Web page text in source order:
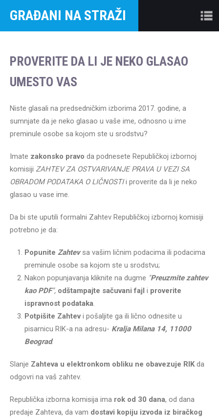
GRAĐANI NA STRAŽI
PROVERITE DA LI JE NEKO GLASAO
UMESTO VAS
Niste glasali na predsedničkim izborima 2017. godine, a
sumnjate da je neko glasao u vaše ime, odnosno u ime
preminule osobe sa kojom ste u srodstvu?
Imate zakonsko pravo da podnesete Republičkoj izbornoj
komisiji ZAHTEV ZA OSTVARIVANJE PRAVA U VEZI SA
OBRADOM PODATAKA O LIČNOSTIi proverite da li je neko
glasao u vase ime.
Da bi ste uputili formalni Zahtev Republičkoj izbornoj komisiji
potrebno je da:
Popunite Zahtevsa vašim ličnim podacima ili podacima
preminule osobe sa kojom ste u srodstvu;
Nakon popunjavanja kliknite na dugme "Preuzmite zahtev
kao PDF", odštampajte sačuvani fajl i proverite
ispravnost podataka.
Potpišite Zahtev i pošaljite ga ili lično odnesite u
pisarnicu RIK-a na adresu- Kralja Milana 14, 11000
Beograd.
Slanje Zahteva u elektronkom obliku ne obavezuje RIKda
odgovri na vaš zahtev.
Republička izborna komisija ima rok od 30 dana, od dana
predaje Zahteva, da vam dostavi kopiju izvoda iz biračkog